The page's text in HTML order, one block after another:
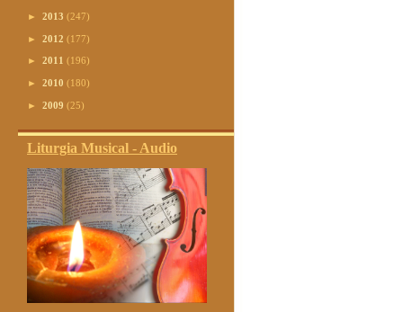
► 2013 (247)
► 2012 (177)
► 2011 (196)
► 2010 (180)
► 2009 (25)
Liturgia Musical - Audio